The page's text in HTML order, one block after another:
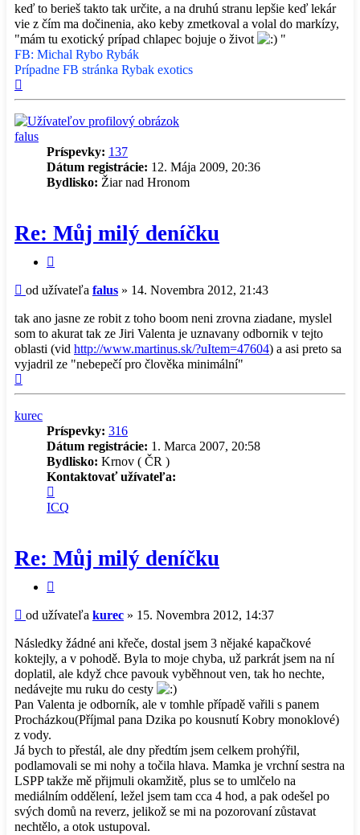
keď to berieš takto tak určite, a na druhú stranu lepšie keď lekár
vie z čím ma dočinenia, ako keby zmetkoval a volal do markízy,
"mám tu exotický prípad chlapec bojuje o život
"
FB: Michal Rybo Rybák
Prípadne FB stránka Rybak exotics
falus
Príspevky: 137
Dátum registrácie: 12. Mája 2009, 20:36
Bydlisko: Žiar nad Hronom
Re: Můj milý deníčku
Príspevok
od užívateľa falus » 14. Novembra 2012, 21:43
tak ano jasne ze robit z toho boom neni zrovna ziadane, myslel
som to akurat tak ze Jiri Valenta je uznavany odbornik v tejto
oblasti (vid http://www.martinus.sk/?uItem=47604) a asi preto sa
vyjadril ze "nebepečí pro člověka minimální"
kurec
Príspevky: 316
Dátum registrácie: 1. Marca 2007, 20:58
Bydlisko: Krnov ( ČR )
Kontaktovať užívateľa:
informácie
kurec
ICQ
Re: Můj milý deníčku
Príspevok
od užívateľa kurec » 15. Novembra 2012, 14:37
Následky žádné ani křeče, dostal jsem 3 nějaké kapačkové
koktejly, a v pohodě. Byla to moje chyba, už parkrát jsem na ní
doplatil, ale když chce pavouk vyběhnout ven, tak ho nechte,
nedávejte mu ruku do cesty
Pan Valenta je odborník, ale v tomhle případě vařili s panem
Procházkou(Příjmal pana Dzika po kousnutí Kobry monoklové)
z vody.
Já bych to přestál, ale dny předtím jsem celkem prohýřil,
podlamovali se mi nohy a točila hlava. Mamka je vrchní sestra na
LSPP takže mě přijmuli okamžitě, plus se to umlčelo na
mediálním oddělení, ležel jsem tam cca 4 hod, a pak odešel po
svých domů na reverz, jelikož se mi na pozorovaní zůstavat
nechtělo, a otok ustupoval.